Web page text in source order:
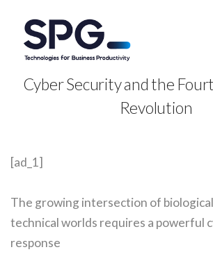
Cyber Security and the
Revolution
[ad_1]
The growing intersection of
technical worlds requires a powerful
response